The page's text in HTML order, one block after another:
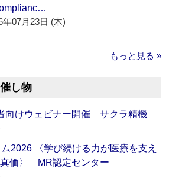
年07月23日 (木)
もっと見る »
し物
向けウェビナー開催 サクラ精機
2026 〈学び続ける力が医療を支え
価〉 MR認定センター